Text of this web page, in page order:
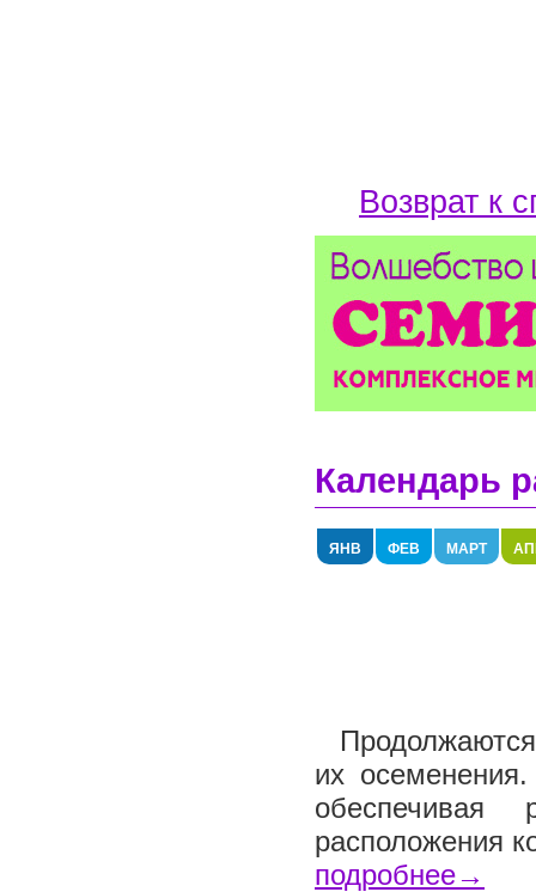
Возврат к
Календарь
ЯНВ ФЕВ МАРТ
их
обеспечивая
расположения
подробнее→